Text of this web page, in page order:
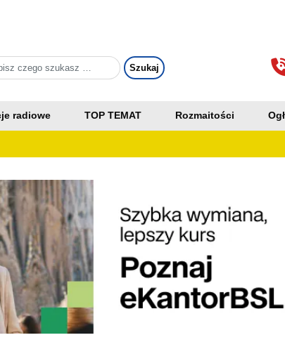
radiowe TOP TEMAT Rozmaitości